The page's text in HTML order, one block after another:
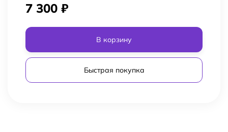
7 300 ₽
В корзину
Быстрая покупка